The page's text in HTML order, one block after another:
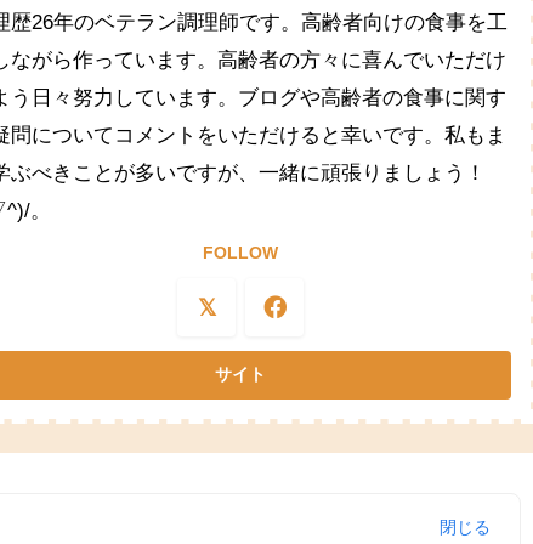
歴26年のベテラン調理師です。高齢者向けの食事を工
ながら作っています。高齢者の方々に喜んでいただけ
う日々努力しています。ブログや高齢者の食事に関す
問についてコメントをいただけると幸いです。私もま
ぶべきことが多いですが、一緒に頑張りましょう！
。
FOLLOW